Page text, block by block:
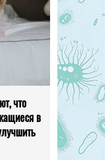
что
в